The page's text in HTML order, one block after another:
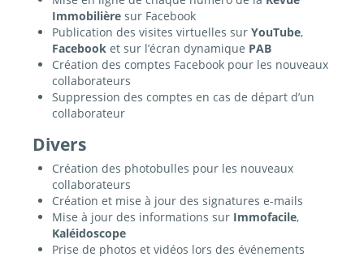
Immobilièresur Facebook
Publication des visites virtuelles sur YouTube,
Facebooket sur l’écran dynamique PAB
Création des comptes Facebook pour les nouveaux
collaborateurs
Suppression des comptes en cas de départ d’un
collaborateur
Divers
Création des photobulles pour les nouveaux
collaborateurs
Création et mise à jour des signatures e-mails
Mise à jour des informations sur Immofacile,
Kaléidoscope
Prise de photos et vidéos lors des événements